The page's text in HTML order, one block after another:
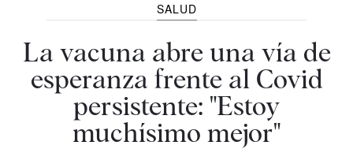
SALUD
La vacuna abre una vía de
esperanza frente al Covid
persistente: "Estoy
muchísimo mejor"